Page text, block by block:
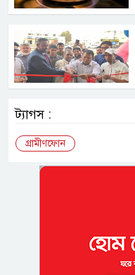
ট্যাগস :
গ্রামীণফোন